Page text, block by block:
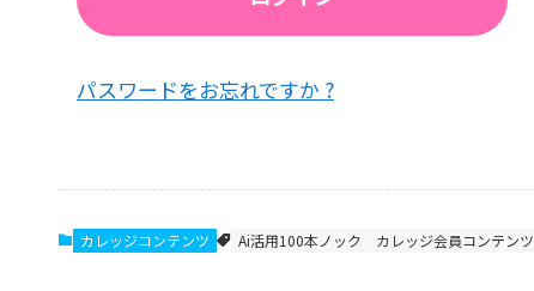
パスワードをお忘れですか ?
カレッジコンテンツ Ai活用100本ノック カレッジ会員コンテンツ